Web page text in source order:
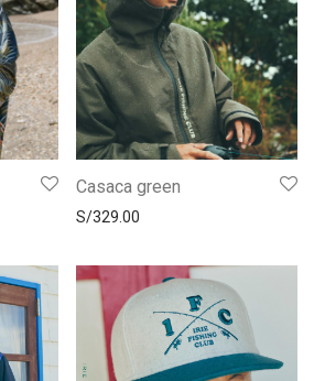
Casaca green
S/329.00